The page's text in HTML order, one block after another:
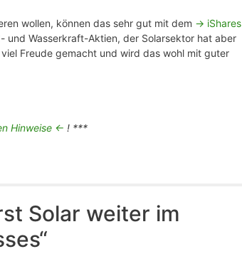
wollen, können das sehr gut mit dem -> iShares
und Wasserkraft-Aktien, der Solarsektor hat aber
Freude gemacht und wird das wohl mit guter
Hinweise <- ! ***
Solar weiter im